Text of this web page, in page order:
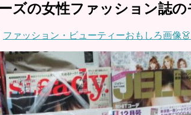
ズの女性ファッション誌の
ファッション・ビューティーおもしろ画像👗